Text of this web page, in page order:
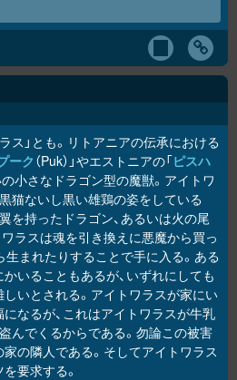
ス」とも。リトアニアの伝承における
ーク （Puk）」やエストニアの「ピスハ
の小さなドラゴン型の魔獣。アイトワ
猫ないし黒い雄鶏の姿をしている
を持ったドラゴン、あるいは火の尾
ラスは魂を引き換えに悪魔から買っ
生まれたりすることで手に入る。ある
いることもあるが、いずれにしても
いとされる。アイトワラスが家にい
なるが、これはアイトワラスが牛乳
んでくるからである。勿論この被害
の隣人である。そしてアイトワラス
要求する。